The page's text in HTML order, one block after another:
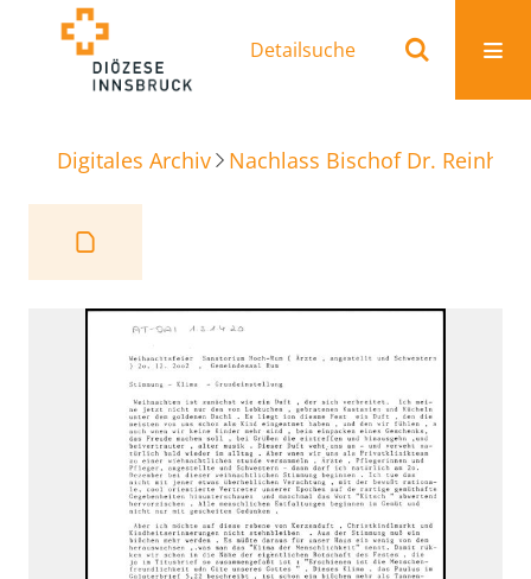
Detailsuche
Digitales Archiv Nachlass Bischof Dr.